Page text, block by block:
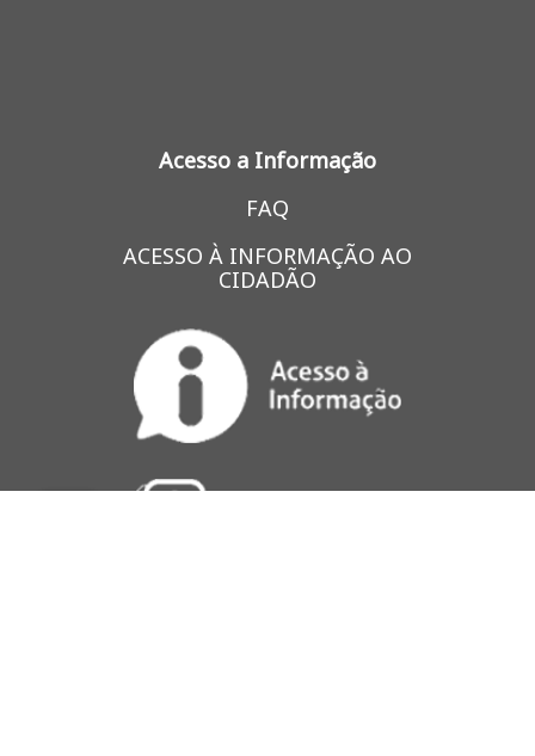
Acesso a Informação
FAQ
ACESSO À INFORMAÇÃO AO
CIDADÃO